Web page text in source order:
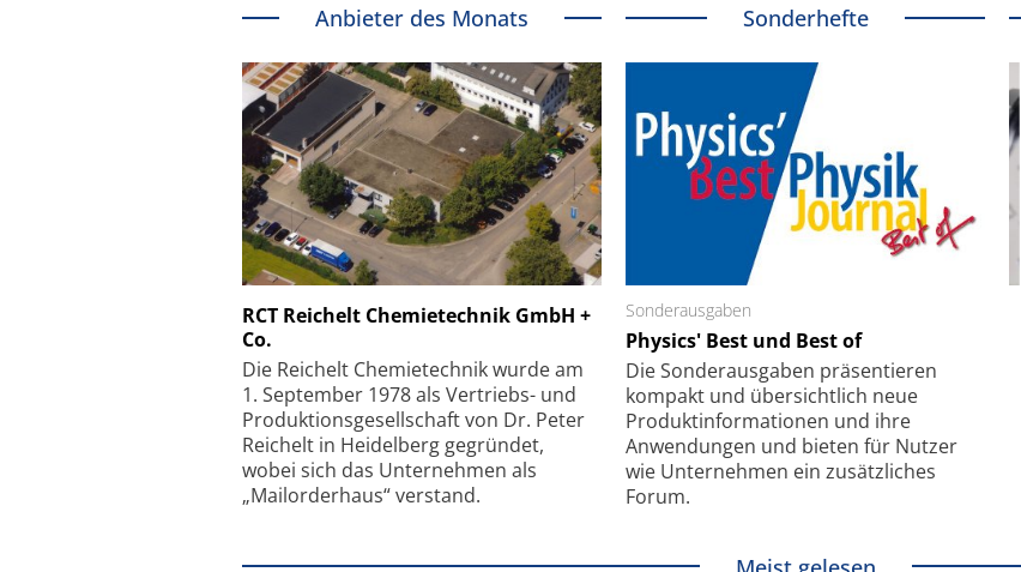
Anbieter des Monats
RCT Reichelt Chemietechnik GmbH +
Co.
Die Reichelt Chemietechnik wurde am
1. September 1978 als Vertriebs- und
Produktionsgesellschaft von Dr. Peter
Reichelt in Heidelberg gegründet,
wobei sich das Unternehmen als
„Mailorderhaus“ verstand.
Sonderhefte
Sonderausgaben
Physics' Best und Best of
Die Sonder­ausgaben präsentieren
kompakt und übersichtlich neue
Produkt­informationen und ihre
Anwendungen und bieten für Nutzer
wie Unternehmen ein zusätzliches
Forum.
Schäfter + Kirchhoff GmbH
Feinfokussierungsmechanismus
Elektronenmikroskopie auf
kleinstem Raum